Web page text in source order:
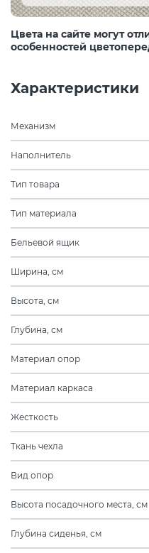
Цвета на сайте могут
особенностей
Характеристики
Механизм
Наполнитель
Тип товара
Тип материала
Бельевой ящик
Ширина, см
Высота, см
Глубина, см
Материал опор
Материал каркаса
Жесткость
Ткань чехла
Вид опор
Высота посадочного места, см
Глубина сиденья, см